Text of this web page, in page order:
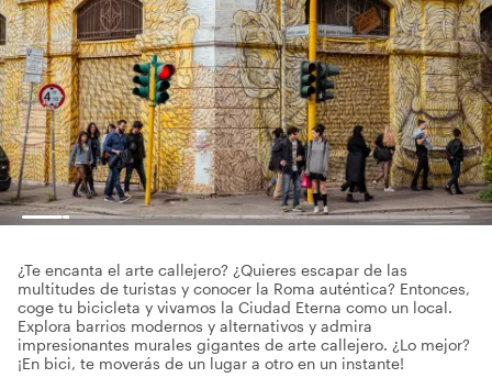
¿Te encanta el arte callejero? ¿Quieres escapar de las
multitudes de turistas y conocer la Roma auténtica? Entonces,
coge tu bicicleta y vivamos la Ciudad Eterna como un local.
Explora barrios modernos y alternativos y admira
impresionantes murales gigantes de arte callejero. ¿Lo mejor?
¡En bici, te moverás de un lugar a otro en un instante!